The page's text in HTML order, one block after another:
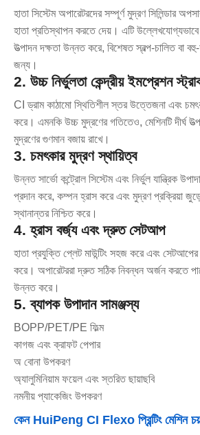
হাতা সিস্টেম অপারেটরদের সম্পূর্ণ মুদ্রণ সিলিন্ডার
হাতা প্রতিস্থাপন করতে দেয়। এটি
উত্পাদন দক্ষতা উন্নত করে, বিশেষত স্বল্প-চালিত বা বহু-
জন্য।
2. উচ্চ নির্ভুলতা কেন্দ্রীয় ইমপ্রেশন
CI ড্রাম কাঠামো স্থিতিশীল স্তর উত্তেজনা এবং
করে। এমনকি উচ্চ মুদ্রণের গতিতেও, মেশিনটি দীর্ঘ
মুদ্রণের গুণমান বজায় রাখে।
3. চমৎকার মুদ্রণ স্থায়িত্ব
উন্নত সার্ভো কন্ট্রোল সিস্টেম এবং নির্ভুল যান্ত্রিক
প্রদান করে, কম্পন হ্রাস করে এবং মুদ্রণ প্রক্রিয়া
স্থানান্তর নিশ্চিত করে।
4. হ্রাস বর্জ্য এবং দ্রুত সেটআপ
হাতা প্রযুক্তি প্লেট মাউন্টিং সহজ করে এবং সেটআপের
করে। অপারেটররা দ্রুত সঠিক নিবন্ধন অর্জন করতে
উন্নত করে।
5. ব্যাপক উপাদান সামঞ্জস্য
BOPP/PET/PE ফিল্ম
কাগজ এবং ক্রাফট পেপার
অ বোনা উপকরণ
অ্যালুমিনিয়াম ফয়েল এবং স্তরিত ছায়াছবি
নমনীয় প্যাকেজিং উপকরণ
কেন HuiPeng CI Flexo প্রিন্টিং মেশিন